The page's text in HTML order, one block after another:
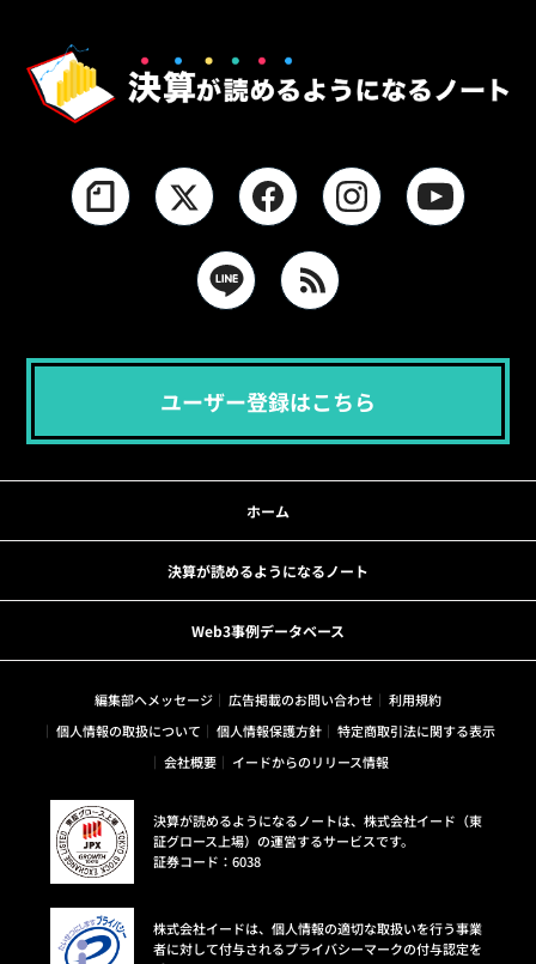
ユーザー登録はこちら
ホーム
決算が読めるようになるノート
Web3事例データベース
編集部へメッセージ 広告掲載のお問い合わせ
利用規約
個人情報の取扱について
個人情報保護方針
特定商取引法に関する表示
会社概要
イードからのリリース情報
決算が読めるようになるノートは、株式会社イード（東
証グロース上場）の運営するサービスです。
証券コード：6038
株式会社イードは、個人情報の適切な取扱いを行う事業
者に対して付与されるプライバシーマークの付与認定を